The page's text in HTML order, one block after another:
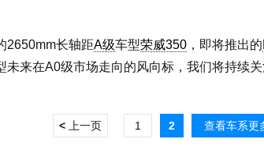
2650mm长轴距A级车型荣威350 ，即将推出的
来在A0级市场走向的风向标，我们将持续关
< 上一页 1 2 查看车系更